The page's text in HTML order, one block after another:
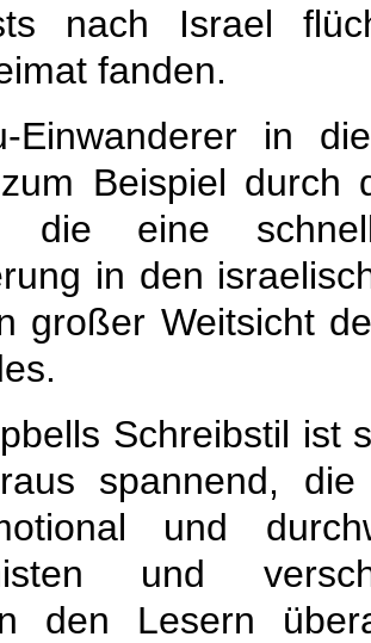
nach Israel
fanden.
Einwanderer in
Beispiel durch
die eine
in den
großer Weitsicht
Schreibstil ist
spannend,
und
und
den Lesern